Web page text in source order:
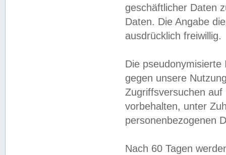
geschäftlicher Daten
Daten. Die Angabe
ausdrücklich freiwillig.
Die
gegen unsere
Zugriffsversuchen
vorbehalten, unter
personenbezogenen
Nach 60 Tagen